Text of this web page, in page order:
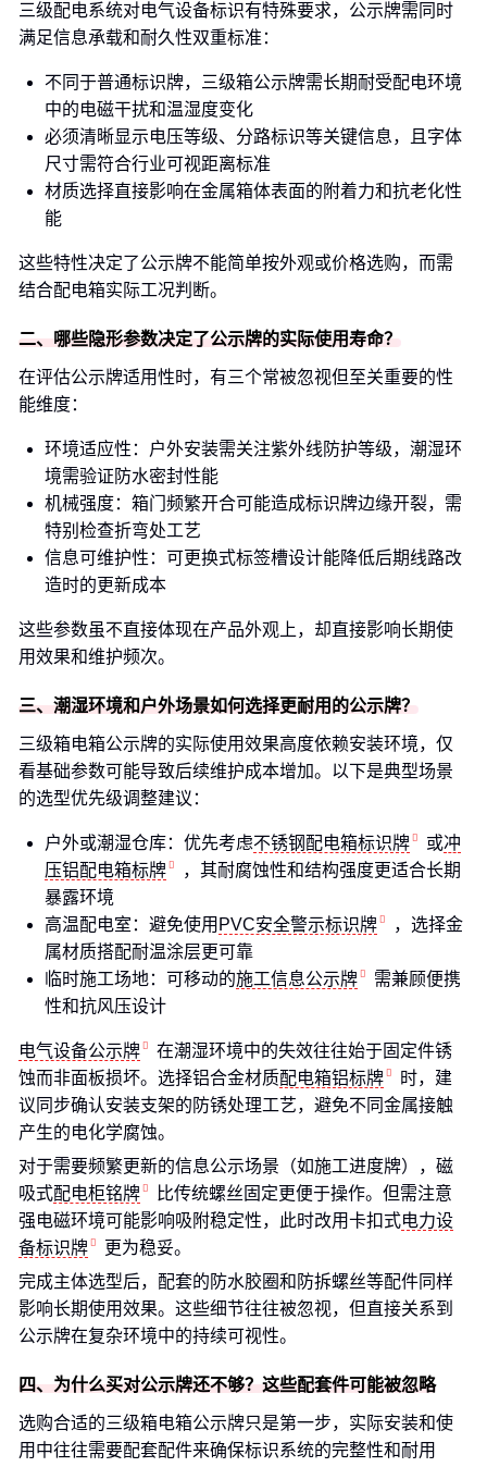
三级配电系统对电气设备标识有特殊要求，公示牌需同时
满足信息承载和耐久性双重标准：
不同于普通标识牌，三级箱公示牌需长期耐受配电环境
中的电磁干扰和温湿度变化
必须清晰显示电压等级、分路标识等关键信息，且字体
尺寸需符合行业可视距离标准
材质选择直接影响在金属箱体表面的附着力和抗老化性
能
这些特性决定了公示牌不能简单按外观或价格选购，而需
结合配电箱实际工况判断。
二、哪些隐形参数决定了公示牌的实际使用寿命？
在评估公示牌适用性时，有三个常被忽视但至关重要的性
能维度：
环境适应性：户外安装需关注紫外线防护等级，潮湿环
境需验证防水密封性能
机械强度：箱门频繁开合可能造成标识牌边缘开裂，需
特别检查折弯处工艺
信息可维护性：可更换式标签槽设计能降低后期线路改
造时的更新成本
这些参数虽不直接体现在产品外观上，却直接影响长期使
用效果和维护频次。
三、潮湿环境和户外场景如何选择更耐用的公示牌？
三级箱电箱公示牌的实际使用效果高度依赖安装环境，仅
看基础参数可能导致后续维护成本增加。以下是典型场景
的选型优先级调整建议：
户外或潮湿仓库：优先考虑不锈钢配电箱标识牌 或冲
压铝配电箱标牌
，其耐腐蚀性和结构强度更适合长期
暴露环境
高温配电室：避免使用 PVC安全警示标识牌
，选择金
属材质搭配耐温涂层更可靠
临时施工场地：可移动的施工信息公示牌
需兼顾便携
性和抗风压设计
电气设备公示牌
在潮湿环境中的失效往往始于固定件锈
蚀而非面板损坏。选择铝合金材质配电箱铝标牌
时，建
议同步确认安装支架的防锈处理工艺，避免不同金属接触
产生的电化学腐蚀。
对于需要频繁更新的信息公示场景（如施工进度牌），磁
吸式配电柜铭牌
比传统螺丝固定更便于操作。但需注意
强电磁环境可能影响吸附稳定性，此时改用卡扣式电力设
备标识牌
更为稳妥。
完成主体选型后，配套的防水胶圈和防拆螺丝等配件同样
影响长期使用效果。这些细节往往被忽视，但直接关系到
公示牌在复杂环境中的持续可视性。
四、为什么买对公示牌还不够？这些配套件可能被忽略
选购合适的三级箱电箱公示牌只是第一步，实际安装和使
用中往往需要配套配件来确保标识系统的完整性和耐用